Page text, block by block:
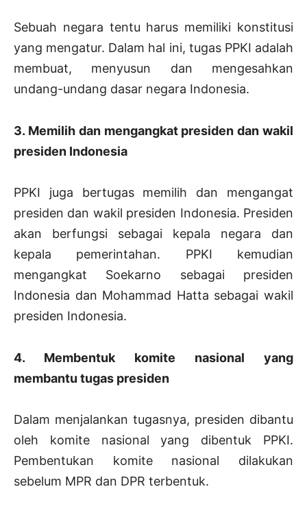
Sebuah negara tentu harus memiliki konstitusi
yang mengatur. Dalam hal ini, tugas PPKI adalah
membuat, menyusun dan mengesahkan
undang-undang dasar negara Indonesia.
3. Memilih dan mengangkat presiden dan wakil
presiden Indonesia
PPKI juga bertugas memilih dan mengangat
presiden dan wakil presiden Indonesia. Presiden
akan berfungsi sebagai kepala negara dan
kepala pemerintahan. PPKI kemudian
mengangkat Soekarno sebagai presiden
Indonesia dan Mohammad Hatta sebagai wakil
presiden Indonesia.
4. Membentuk komite nasional yang
membantu tugas presiden
Dalam menjalankan tugasnya, presiden dibantu
oleh komite nasional yang dibentuk PPKI.
Pembentukan komite nasional dilakukan
sebelum MPR dan DPR terbentuk.